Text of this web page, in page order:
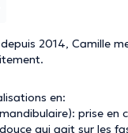
2014, Camille
en:
prise en
qui agit sur les